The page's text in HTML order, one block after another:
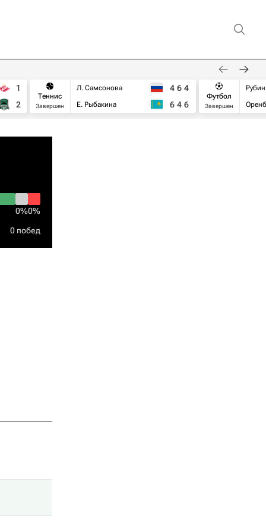
1
2
Теннис
Завершен
Л. Самсонова
Е. Рыбакина
4 6 4
6 4 6
Футбол
Завершен
Рубин
0%0%
0 побед